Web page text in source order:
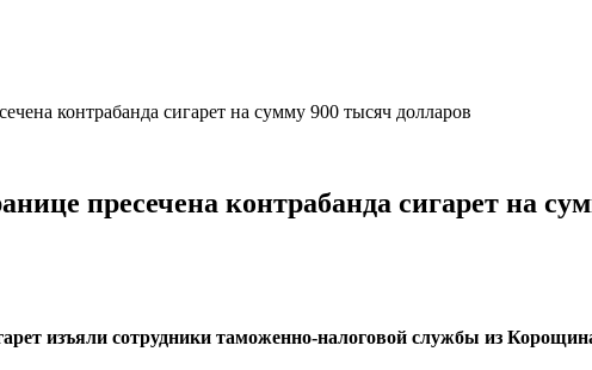
контрабанда сигарет на сумму 900 тысяч долларов
пресечена контрабанда сигарет на
изъяли сотрудники таможенно-налоговой службы из